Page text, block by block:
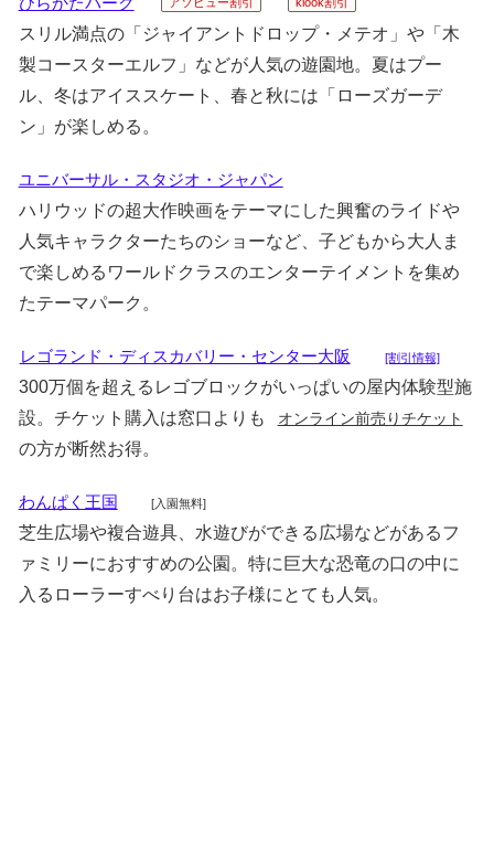
スリル満点の「ジャイアントドロップ・メテオ」や「木
製コースターエルフ」などが人気の遊園地。夏はプー
ル、冬はアイススケート、春と秋には「ローズガーデ
ン」が楽しめる。
ユニバーサル・スタジオ・ジャパン
ハリウッドの超大作映画をテーマにした興奮のライドや
人気キャラクターたちのショーなど、子どもから大人ま
で楽しめるワールドクラスのエンターテイメントを集め
たテーマパーク。
レゴランド・ディスカバリー・センター大阪 [割引情報]
300万個を超えるレゴブロックがいっぱいの屋内体験型施
設。チケット購入は窓口よりも
オンライン前売りチケット
の方が断然お得。
わんぱく王国 [入園無料]
芝生広場や複合遊具、水遊びができる広場などがあるフ
ァミリーにおすすめの公園。特に巨大な恐竜の口の中に
入るローラーすべり台はお子様にとても人気。